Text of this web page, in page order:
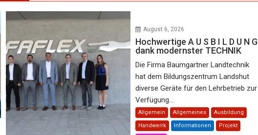
August 6, 2026
Hochwertige A U S B I L D U N G
dank modernster TECHNIK
Die Firma Baumgartner Landtechnik
hat dem Bildungszentrum Landshut
diverse Geräte für den Lehrbetrieb zur
Verfügung...
Allgemein Allgemeines Ausbildung
Handwerrk Informationen Projekt